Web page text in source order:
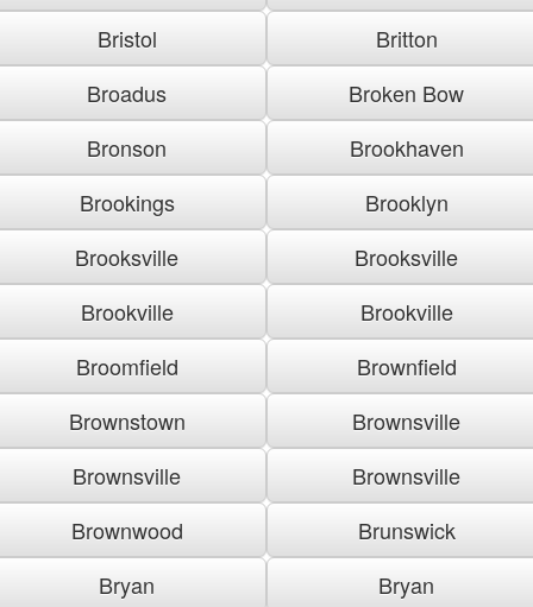
Bristol
Britton
Broadus
Broken Bow
Bronson
Brookhaven
Brookings
Brooklyn
Brooksville
Brooksville
Brookville
Brookville
Broomfield
Brownfield
Brownstown
Brownsville
Brownsville
Brownsville
Brownwood
Brunswick
Bryan
Bryan